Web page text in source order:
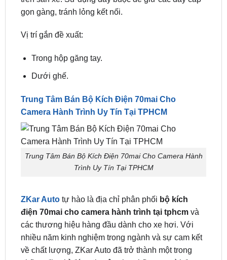
Bước 3: Gắn Chắc Chắn Bộ Tích Điện
trên sàn xe. Sử dụng dây buộc để giữ các dây cáp
Vị trí gắn đề xuất:
Trong hộp găng tay.
Dưới ghế.
Trung Tâm Bán Bộ Kích Điện 70mai Cho
Camera Hành Trình Uy Tín Tại TPHCM
Trung Tâm Bán Bộ Kích Điện 70mai Cho Camera Hành
Trình Uy Tín Tại TPHCM
ZKar Auto tự hào là địa chỉ phân phốibộ kích
điện 70mai cho camera hành trìnhtại tphcmvà